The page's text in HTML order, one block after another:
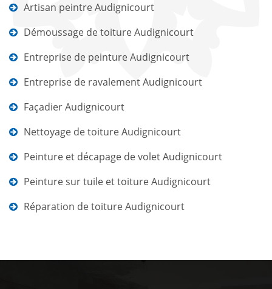
Artisan peintre Audignicourt
Démoussage de toiture Audignicourt
Entreprise de peinture Audignicourt
Entreprise de ravalement Audignicourt
Façadier Audignicourt
Nettoyage de toiture Audignicourt
Peinture et décapage de volet Audignicourt
Peinture sur tuile et toiture Audignicourt
Réparation de toiture Audignicourt